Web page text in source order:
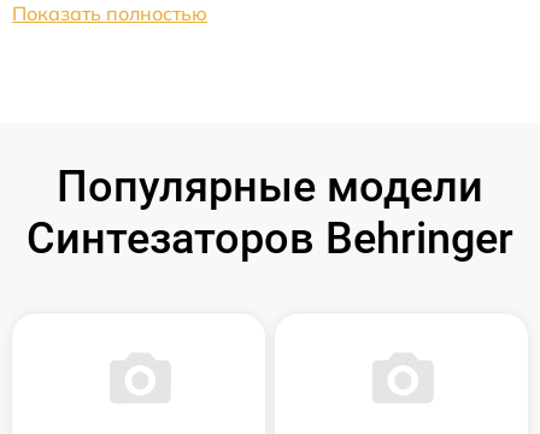
Показать полностью
Популярные модели
Синтезаторов Behringer